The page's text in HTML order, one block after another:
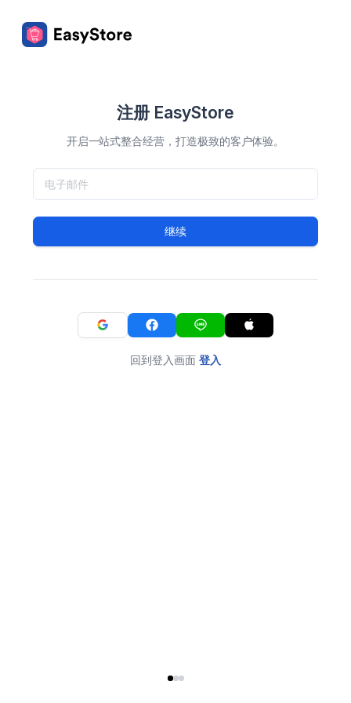
注册 EasyStore
开启一站式整合经营，打造极致的客户体验。
继续
回到登入画面 登入